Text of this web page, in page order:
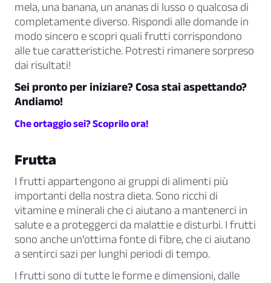
mela, una banana, un ananas di lusso o qualcosa di
completamente diverso. Rispondi alle domande in
modo sincero e scopri quali frutti corrispondono
alle tue caratteristiche. Potresti rimanere sorpreso
dai risultati!
Sei pronto per iniziare? Cosa stai aspettando?
Andiamo!
Che ortaggio sei? Scoprilo ora!
Frutta
I frutti appartengono ai gruppi di alimenti più
importanti della nostra dieta. Sono ricchi di
vitamine e minerali che ci aiutano a mantenerci in
salute e a proteggerci da malattie e disturbi. I frutti
sono anche un’ottima fonte di fibre, che ci aiutano
a sentirci sazi per lunghi periodi di tempo.
I frutti sono di tutte le forme e dimensioni, dalle